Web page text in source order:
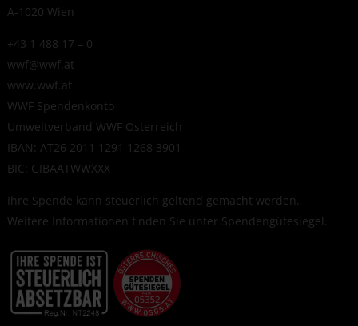
A-1020 Wien
+43 1 488 17 – 0
wwf@wwf.at
www.wwf.at
WWF Spendenkonto
Umweltverband WWF Österreich
IBAN: AT26 2011 1291 1268 3901
BIC: GIBAATWWXXX
Ihre Spende kann steuerlich geltend gemacht werden.
Weitere Informationen finden Sie unter Spendengütesiegel.